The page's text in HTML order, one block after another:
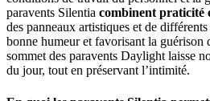
paravents Silentia combinent praticité
des panneaux artistiques et de
bonne humeur et favorisant la guérison
sommet des paravents Daylight laisse
du jour, tout en préservant l’intimité.